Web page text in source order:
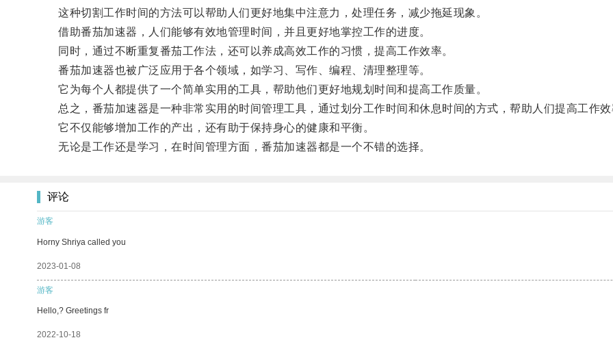
这种切割工作时间的方法可以帮助人们更好地集中注意力，处理任务，减少拖延现象。
借助番茄加速器，人们能够有效地管理时间，并且更好地掌控工作的进度。
同时，通过不断重复番茄工作法，还可以养成高效工作的习惯，提高工作效率。
番茄加速器也被广泛应用于各个领域，如学习、写作、编程、清理整理等。
它为每个人都提供了一个简单实用的工具，帮助他们更好地规划时间和提高工作质量。
总之，番茄加速器是一种非常实用的时间管理工具，通过划分工作时间和休息时间的方式，帮助人们提高工作效
它不仅能够增加工作的产出，还有助于保持身心的健康和平衡。
无论是工作还是学习，在时间管理方面，番茄加速器都是一个不错的选择。
评论
游客
Horny Shriya called you
2023-01-08
游客
Hello,? Greetings fr
2022-10-18